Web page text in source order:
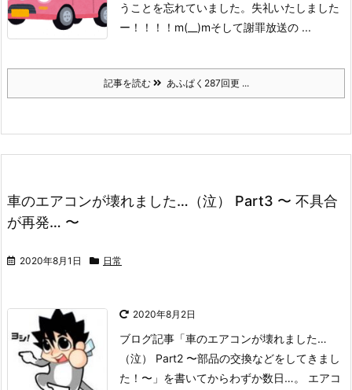
うことを忘れていました。失礼いたしました
ー！！！！m(__)mそして謝罪放送の ...
記事を読む あふぱく287回更 ...
車のエアコンが壊れました…（泣） Part3 〜 不具合
が再発… 〜
2020年8月1日 日常
2020年8月2日
ブログ記事「車のエアコンが壊れました…
（泣） Part2 〜部品の交換などをしてきまし
た！〜」を書いてからわずか数日…。 エアコ